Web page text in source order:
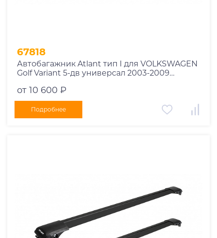
67818
Автобагажник Atlant тип I для VOLKSWAGEN
Golf Variant 5-дв универсал 2003-2009
10002+11114+11118
от 10 600 ₽
Подробнее